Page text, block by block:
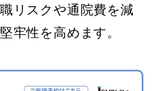
リスクや通院費を減
牢性を高めます。